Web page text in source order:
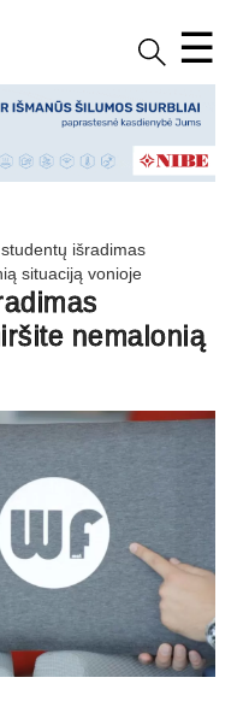
☰
išradimas
situaciją vonioje
nemalonią